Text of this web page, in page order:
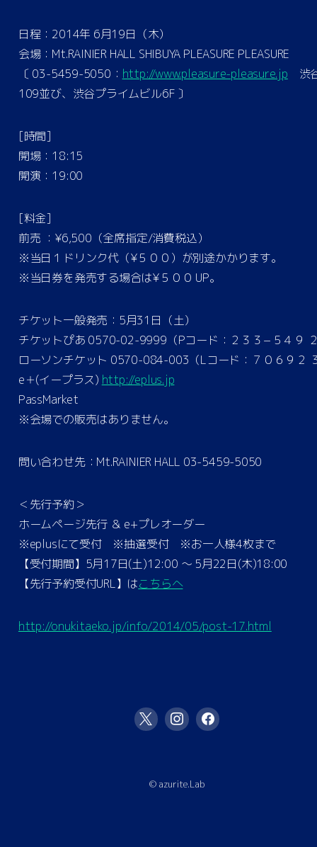
日程：2014年 6月19日（木）
会場：Mt.RAINIER HALL SHIBUYA PLEASURE PLEASURE
〔 03-5459-5050： http://www.pleasure-pleasure.jp 渋
109並び、渋谷プライムビル6F 〕
[時間]
開場：18:15
開演：19:00
[料金]
前売 ：¥6,500（全席指定/消費税込）
※当日１ドリンク代（¥５００）が別途かかります。
※当日券を発売する場合は¥５００ UP。
チケット一般発売：5月31日（土）
チケットぴあ 0570-02-9999（Pコード：２３３−５４９
ローソンチケット 0570-084-003（Lコード：７０６９２
e＋(イープラス) http://eplus.jp
PassMarket
※会場での販売はありません。
問い合わせ先：Mt.RAINIER HALL 03-5459-5050
＜先行予約＞
ホームページ先行 ＆ e+プレオーダー
※eplusにて受付 ※抽選受付 ※お一人様4枚まで
【受付期間】5月17日(土)12:00 〜 5月22日(木)18:00
【先行予約受付URL】はこちらへ
http://onukitaeko.jp/info/2014/05/post-17.html
© azurite.Lab